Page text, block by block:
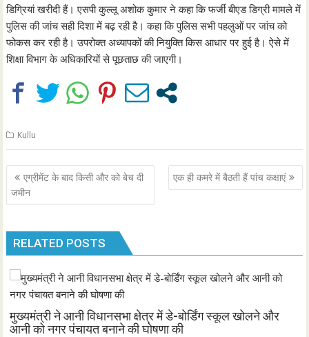
डिग्रियां खरीदी हैं। एसपी कुल्लू अशोक कुमार ने कहा कि फर्जी बीएड डिग्री मामले में
पुलिस की जांच सही दिशा में बढ़ रही है। कहा कि पुलिस सभी पहलुओं पर जांच को
फोकस कर रही है। उपरोक्त अध्यापकों की नियुक्ति किस आधार पर हुई है। ऐसे में
शिक्षा विभाग के अधिकारियों से पूछताछ की जाएगी।
Kullu
Post
navigation
एग्रीमेंट के बाद किसी और को बेच दी
जमीन
एक ही कमरे में बैठती हैं पांच कक्षाएं
RELATED POSTS
मुख्यमंत्री ने आनी विधानसभा क्षेत्र में डे-बोर्डिंग स्कूल खोलने और
आनी को नगर पंचायत बनाने की घोषणा की